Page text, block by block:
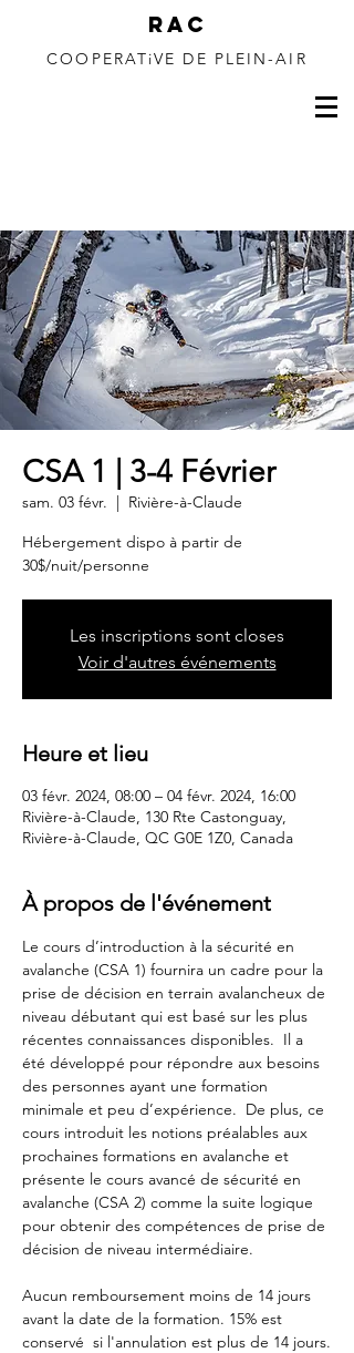
RAC
COOPERATiVE DE PLEIN-AIR
CSA 1 | 3-4 Février
sam. 03 févr.
  |
Rivière-à-Claude
Hébergement dispo à partir de
30$/nuit/personne
Les inscriptions sont closes
Voir d'autres événements
Heure et lieu
03 févr. 2024, 08:00 – 04 févr. 2024, 16:00
Rivière-à-Claude, 130 Rte Castonguay,
Rivière-à-Claude, QC G0E 1Z0, Canada
À propos de l'événement
Le cours d’introduction à la sécurité en
avalanche (CSA 1) fournira un cadre pour la
prise de décision en terrain avalancheux de
niveau débutant qui est basé sur les plus
récentes connaissances disponibles.  Il a
été développé pour répondre aux besoins
des personnes ayant une formation
minimale et peu d’expérience.  De plus, ce
cours introduit les notions préalables aux
prochaines formations en avalanche et
présente le cours avancé de sécurité en
avalanche (CSA 2) comme la suite logique
pour obtenir des compétences de prise de
décision de niveau intermédiaire.
Aucun remboursement moins de 14 jours
avant la date de la formation. 15% est
conservé  si l'annulation est plus de 14 jours.